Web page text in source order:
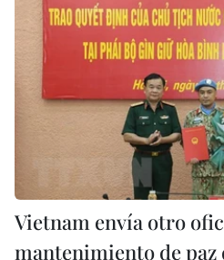
Vietnam envía otro
mantenimiento de paz